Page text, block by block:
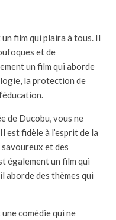
film qui plaira à tous. Il
et de
un film qui aborde
la protection de
de Ducobu, vous ne
est fidèle à l’esprit de la
et des
également un film qui
aborde des thèmes qui
comédie qui ne